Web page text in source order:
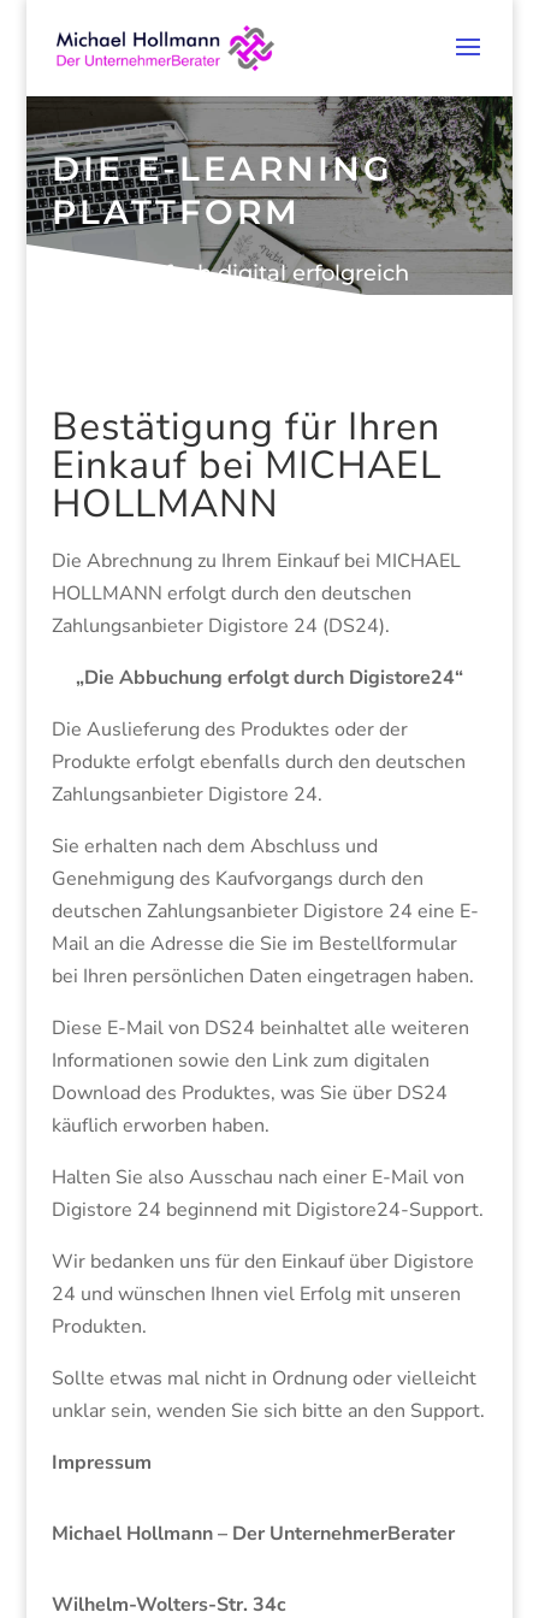
DIE E-LEARNING
PLATTFORM
Einfach digital erfolgreich
Bestätigung für Ihren
Einkauf bei MICHAEL
HOLLMANN
Die Abrechnung zu Ihrem Einkauf bei MICHAEL
HOLLMANN erfolgt durch den deutschen
Zahlungsanbieter Digistore 24 (DS24).
„Die Abbuchung erfolgt durch Digistore24“
Die Auslieferung des Produktes oder der
Produkte erfolgt ebenfalls durch den deutschen
Zahlungsanbieter Digistore 24.
Sie erhalten nach dem Abschluss und
Genehmigung des Kaufvorgangs durch den
deutschen Zahlungsanbieter Digistore 24 eine E-
Mail an die Adresse die Sie im Bestellformular
bei Ihren persönlichen Daten eingetragen haben.
Diese E-Mail von DS24 beinhaltet alle weiteren
Informationen sowie den Link zum digitalen
Download des Produktes, was Sie über DS24
käuflich erworben haben.
Halten Sie also Ausschau nach einer E-Mail von
Digistore 24 beginnend mit Digistore24-Support.
Wir bedanken uns für den Einkauf über Digistore
24 und wünschen Ihnen viel Erfolg mit unseren
Produkten.
Sollte etwas mal nicht in Ordnung oder vielleicht
unklar sein, wenden Sie sich bitte an den Support.
Impressum
Michael Hollmann – Der UnternehmerBerater
Wilhelm-Wolters-Str. 34c